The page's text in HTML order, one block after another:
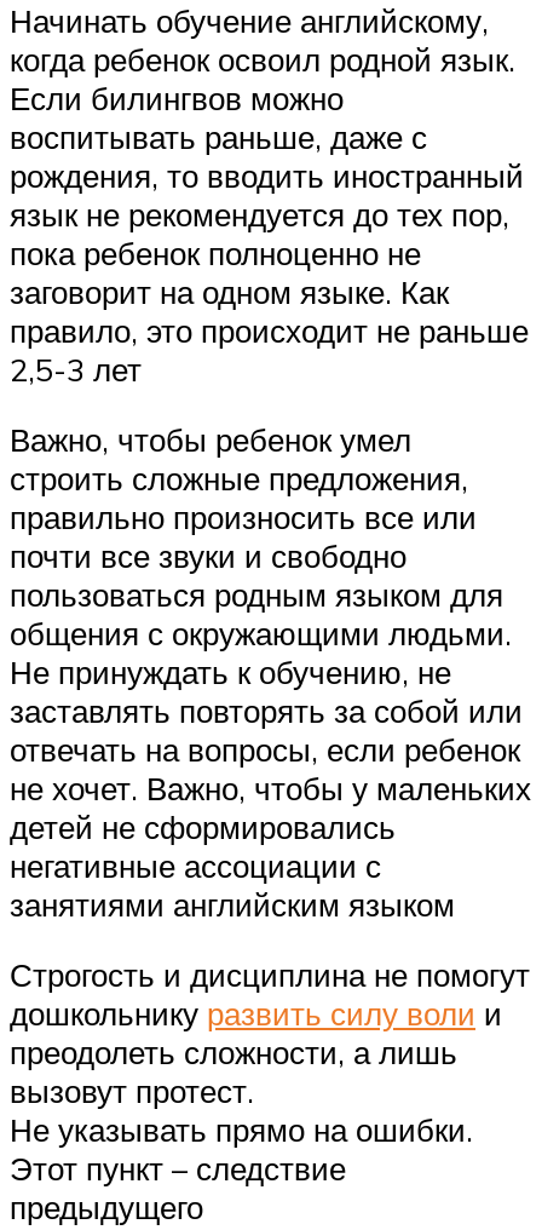
Начинать обучение английскому,
когда ребенок освоил родной язык.
Если билингвов можно
воспитывать раньше, даже с
рождения, то вводить иностранный
язык не рекомендуется до тех пор,
пока ребенок полноценно не
заговорит на одном языке. Как
правило, это происходит не раньше
2,5-3 лет
Важно, чтобы ребенок умел
строить сложные предложения,
правильно произносить все или
почти все звуки и свободно
пользоваться родным языком для
общения с окружающими людьми.
Не принуждать к обучению, не
заставлять повторять за собой или
отвечать на вопросы, если ребенок
не хочет. Важно, чтобы у маленьких
детей не сформировались
негативные ассоциации с
занятиями английским языком
Строгость и дисциплина не помогут
дошкольнику развить силу воли и
преодолеть сложности, а лишь
вызовут протест.
Не указывать прямо на ошибки.
Этот пункт – следствие
предыдущего